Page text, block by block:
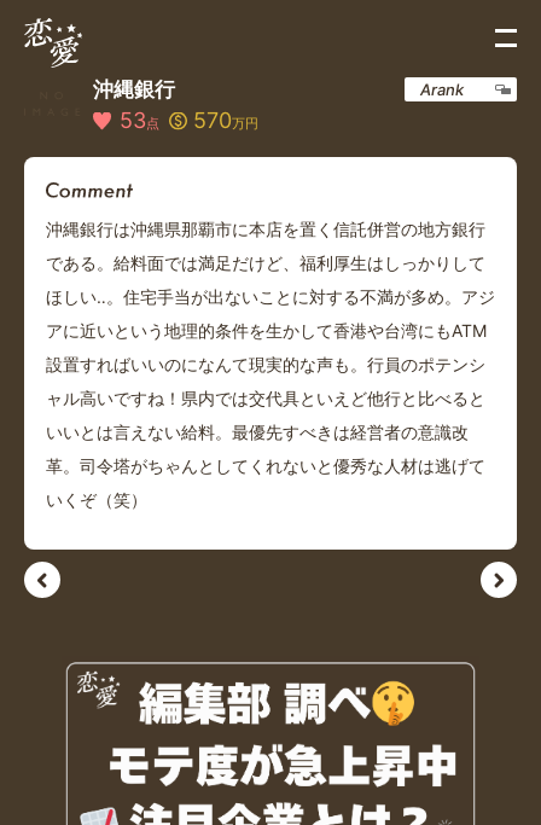
沖縄銀行
53点 570万円
Arank
沖縄銀行は沖縄県那覇市に本店を置く信託併営の地方銀行
である。給料面では満足だけど、福利厚生はしっかりして
ほしい‥。住宅手当が出ないことに対する不満が多め。アジ
アに近いという地理的条件を生かして香港や台湾にもATM
設置すればいいのになんて現実的な声も。行員のポテンシ
ャル高いですね！県内では交代具といえど他行と比べると
いいとは言えない給料。最優先すべきは経営者の意識改
革。司令塔がちゃんとしてくれないと優秀な人材は逃げて
いくぞ（笑）